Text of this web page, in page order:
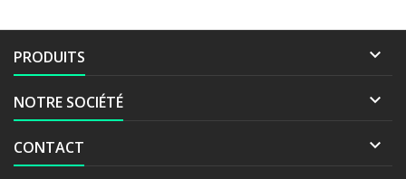
PRODUITS 
NOTRE SOCIÉTÉ 
CONTACT 